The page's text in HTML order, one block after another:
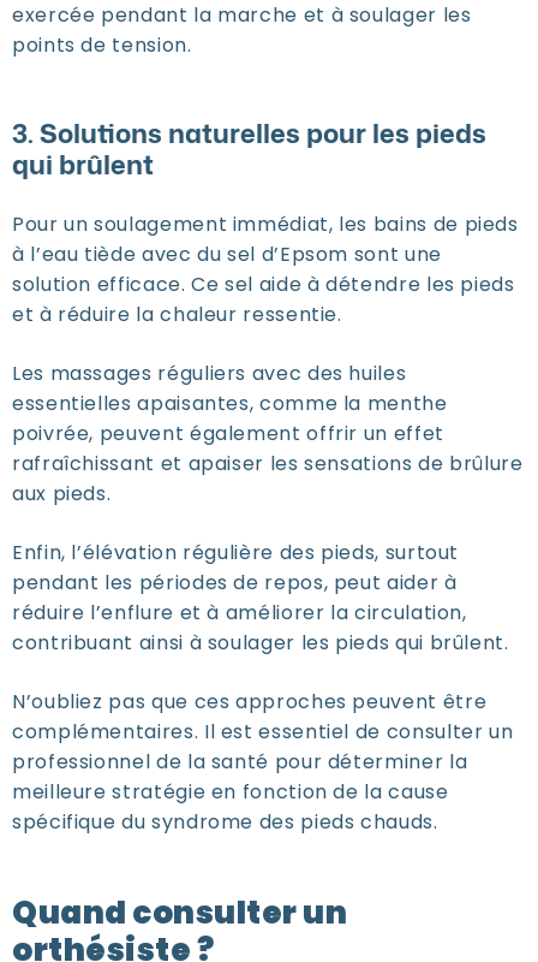
exercée pendant la marche et à soulager les
points de tension.
3. Solutions naturelles pour les pieds
qui brûlent
Pour un soulagement immédiat, les bains de pieds
à l’eau tiède avec du sel d’Epsom sont une
solution efficace. Ce sel aide à détendre les pieds
et à réduire la chaleur ressentie.
Les massages réguliers avec des huiles
essentielles apaisantes, comme la menthe
poivrée, peuvent également offrir un effet
rafraîchissant et apaiser les sensations de brûlure
aux pieds.
Enfin, l’élévation régulière des pieds, surtout
pendant les périodes de repos, peut aider à
réduire l’enflure et à améliorer la circulation,
contribuant ainsi à soulager les pieds qui brûlent.
N’oubliez pas que ces approches peuvent être
complémentaires. Il est essentiel de consulter un
professionnel de la santé pour déterminer la
meilleure stratégie en fonction de la cause
spécifique du syndrome des pieds chauds.
Quand consulter un
orthésiste ?